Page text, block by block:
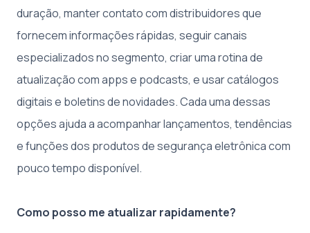
duração, manter contato com distribuidores que
fornecem informações rápidas, seguir canais
especializados no segmento, criar uma rotina de
atualização com apps e podcasts, e usar catálogos
digitais e boletins de novidades. Cada uma dessas
opções ajuda a acompanhar lançamentos, tendências
e funções dos produtos de segurança eletrônica com
pouco tempo disponível.
Como posso me atualizar rapidamente?